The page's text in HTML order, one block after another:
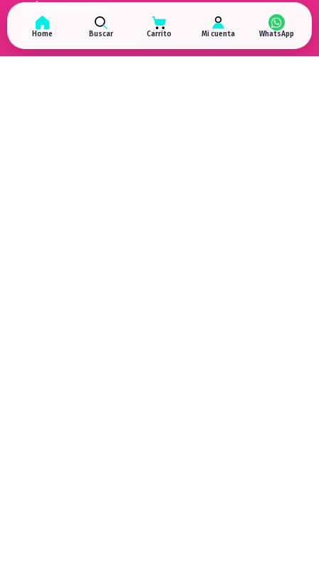
POLÍTICAS DE COOKIES
AYUDA
Home Buscar Carrito Mi cuenta